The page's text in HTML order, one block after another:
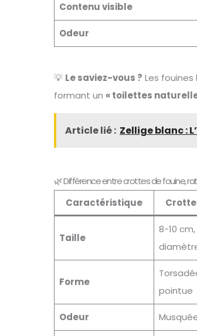
Contenu visible
Odeur
💡 Le saviez-vous ? Les
formant un « toilettes
Article lié : Zellige blanc :
🌿 Différence entre crottes de fouine,
Caractéristique
Taille
8-10
Forme
pointue
Odeur